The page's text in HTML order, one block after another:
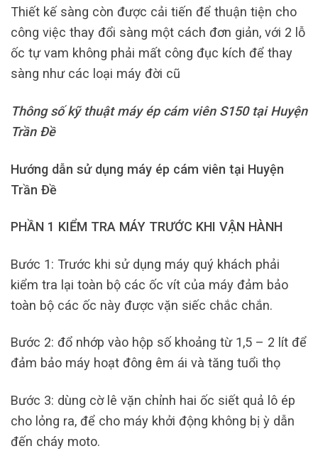
Thiết kế sàng còn được cải tiến để thuận tiện cho
công việc thay đổi sàng một cách đơn giản, với 2 lỗ
ốc tự vam không phải mất công đục kích để thay
sàng như các loại máy đời cũ
Thông số kỹ thuật máy ép cám viên S150 tại Huyện
Trần Đề
Hướng dẫn sử dụng máy ép cám viên tại Huyện
Trần Đề
PHẦN 1 KIỂM TRA MÁY TRƯỚC KHI VẬN HÀNH
Bước 1: Trước khi sử dụng máy quý khách phải
kiểm tra lại toàn bộ các ốc vít của máy đảm bảo
toàn bộ các ốc này được vặn siếc chắc chắn.
Bước 2: đổ nhớp vào hộp số khoảng từ 1,5 – 2 lít để
đảm bảo máy hoạt đông êm ái và tăng tuổi thọ
Bước 3: dùng cờ lê vặn chỉnh hai ốc siết quả lô ép
cho lỏng ra, để cho máy khởi động không bị ỳ dẫn
đến cháy moto.